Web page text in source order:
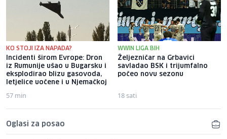
KO STOJI IZA NAPADA?
Incidenti širom Evrope: Dron
iz Rumunije ušao u Bugarsku i
eksplodirao blizu gasovoda,
letjelice uočene i u Njemačkoj
57 min
WWIN LIGA BIH
Željezničar na Grbavici
savladao BSK i trijumfalno
počeo novu sezonu
18 sati
Oglasi za posao